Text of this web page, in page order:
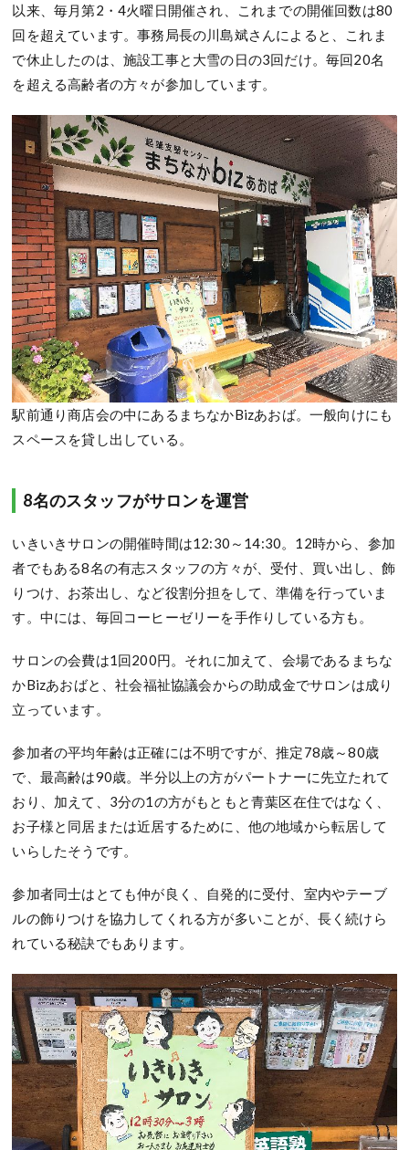
以来、毎月第2・4火曜日開催され、これまでの開催回数は80
回を超えています。事務局長の川島斌さんによると、これま
で休止したのは、施設工事と大雪の日の3回だけ。毎回20名
を超える高齢者の方々が参加しています。
駅前通り商店会の中にあるまちなかBizあおば。一般向けにも
スペースを貸し出している。
8名のスタッフがサロンを運営
いきいきサロンの開催時間は12:30～14:30。12時から、参加
者でもある8名の有志スタッフの方々が、受付、買い出し、飾
りつけ、お茶出し、など役割分担をして、準備を行っていま
す。中には、毎回コーヒーゼリーを手作りしている方も。
サロンの会費は1回200円。それに加えて、会場であるまちな
かBizあおばと、社会福祉協議会からの助成金でサロンは成り
立っています。
参加者の平均年齢は正確には不明ですが、推定78歳～80歳
で、最高齢は90歳。半分以上の方がパートナーに先立たれて
おり、加えて、3分の1の方がもともと青葉区在住ではなく、
お子様と同居または近居するために、他の地域から転居して
いらしたそうです。
参加者同士はとても仲が良く、自発的に受付、室内やテーブ
ルの飾りつけを協力してくれる方が多いことが、長く続けら
れている秘訣でもあります。